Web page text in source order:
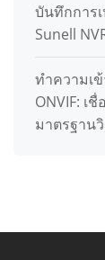
บันทึกการ
Sunell
ทําความเ
ONVIF: เ
มาตรฐาน